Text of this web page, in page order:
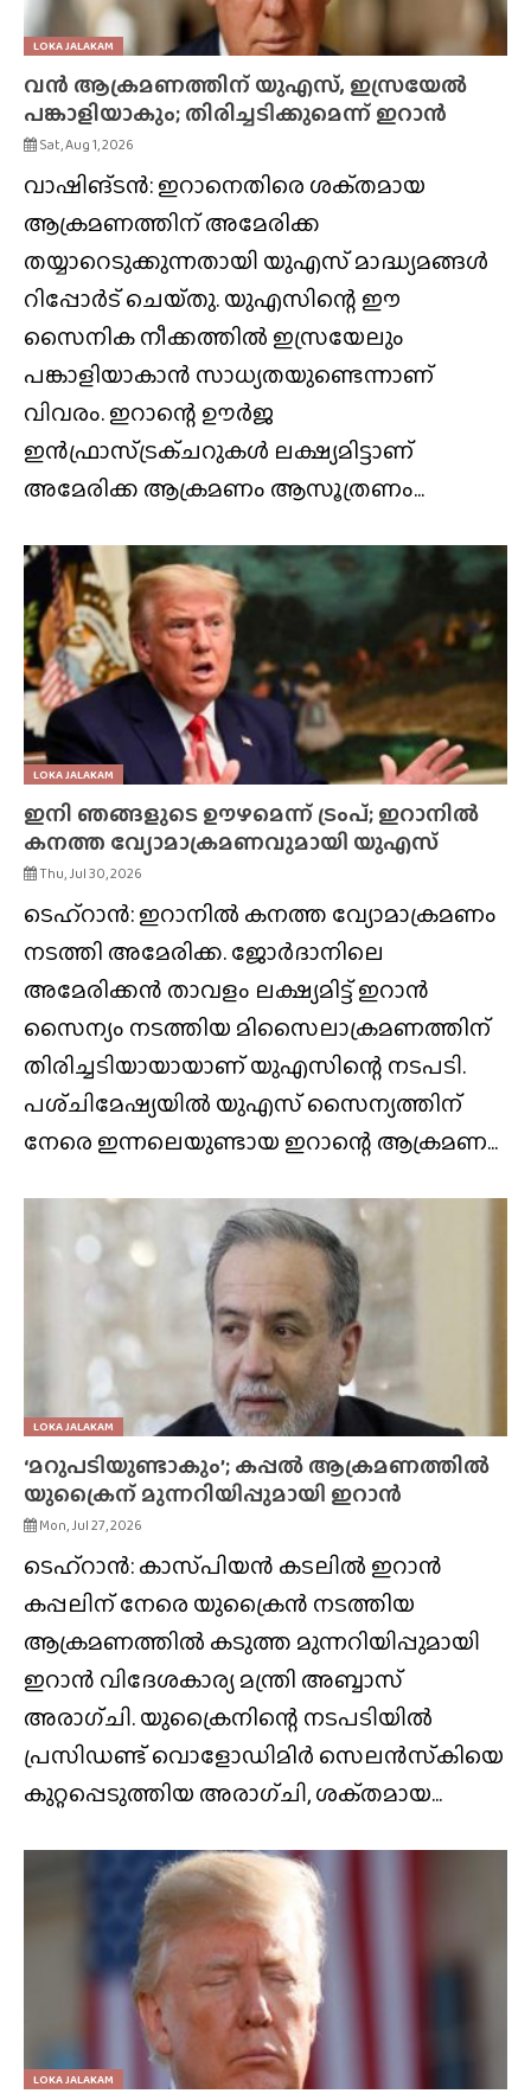
LOKA JALAKAM
വൻ ആക്രമണത്തിന് യുഎസ്, ഇസ്രയേൽ
പങ്കാളിയാകും; തിരിച്ചടിക്കുമെന്ന് ഇറാൻ
Sat, Aug 1, 2026
വാഷിങ്ടൻ: ഇറാനെതിരെ ശക്‌തമായ
ആക്രമണത്തിന് അമേരിക്ക
തയ്യാറെടുക്കുന്നതായി യുഎസ് മാദ്ധ്യമങ്ങൾ
റിപ്പോർട് ചെയ്‌തു. യുഎസിന്റെ ഈ
സൈനിക നീക്കത്തിൽ ഇസ്രയേലും
പങ്കാളിയാകാൻ സാധ്യതയുണ്ടെന്നാണ്
വിവരം. ഇറാന്റെ ഊർജ
ഇൻഫ്രാസ്‌ട്രക്‌ചറുകൾ ലക്ഷ്യമിട്ടാണ്
അമേരിക്ക ആക്രമണം ആസൂത്രണം...
LOKA JALAKAM
ഇനി ഞങ്ങളുടെ ഊഴമെന്ന് ട്രംപ്; ഇറാനിൽ
കനത്ത വ്യോമാക്രമണവുമായി യുഎസ്
Thu, Jul 30, 2026
ടെഹ്‌റാൻ: ഇറാനിൽ കനത്ത വ്യോമാക്രമണം
നടത്തി അമേരിക്ക. ജോർദാനിലെ
അമേരിക്കൻ താവളം ലക്ഷ്യമിട്ട് ഇറാൻ
സൈന്യം നടത്തിയ മിസൈലാക്രമണത്തിന്
തിരിച്ചടിയായായാണ് യുഎസിന്റെ നടപടി.
പശ്‌ചിമേഷ്യയിൽ യുഎസ് സൈന്യത്തിന്
നേരെ ഇന്നലെയുണ്ടായ ഇറാന്റെ ആക്രമണ...
LOKA JALAKAM
‘മറുപടിയുണ്ടാകും’; കപ്പൽ ആക്രമണത്തിൽ
യുക്രൈന് മുന്നറിയിപ്പുമായി ഇറാൻ
Mon, Jul 27, 2026
ടെഹ്‌റാൻ: കാസ്‌പിയൻ കടലിൽ ഇറാൻ
കപ്പലിന് നേരെ യുക്രൈൻ നടത്തിയ
ആക്രമണത്തിൽ കടുത്ത മുന്നറിയിപ്പുമായി
ഇറാൻ വിദേശകാര്യ മന്ത്രി അബ്ബാസ്
അരാഗ്‌ചി. യുക്രൈനിന്റെ നടപടിയിൽ
പ്രസിഡണ്ട് വൊളോഡിമിർ സെലൻസ്‌കിയെ
കുറ്റപ്പെടുത്തിയ അരാഗ്‌ചി, ശക്‌തമായ...
LOKA JALAKAM